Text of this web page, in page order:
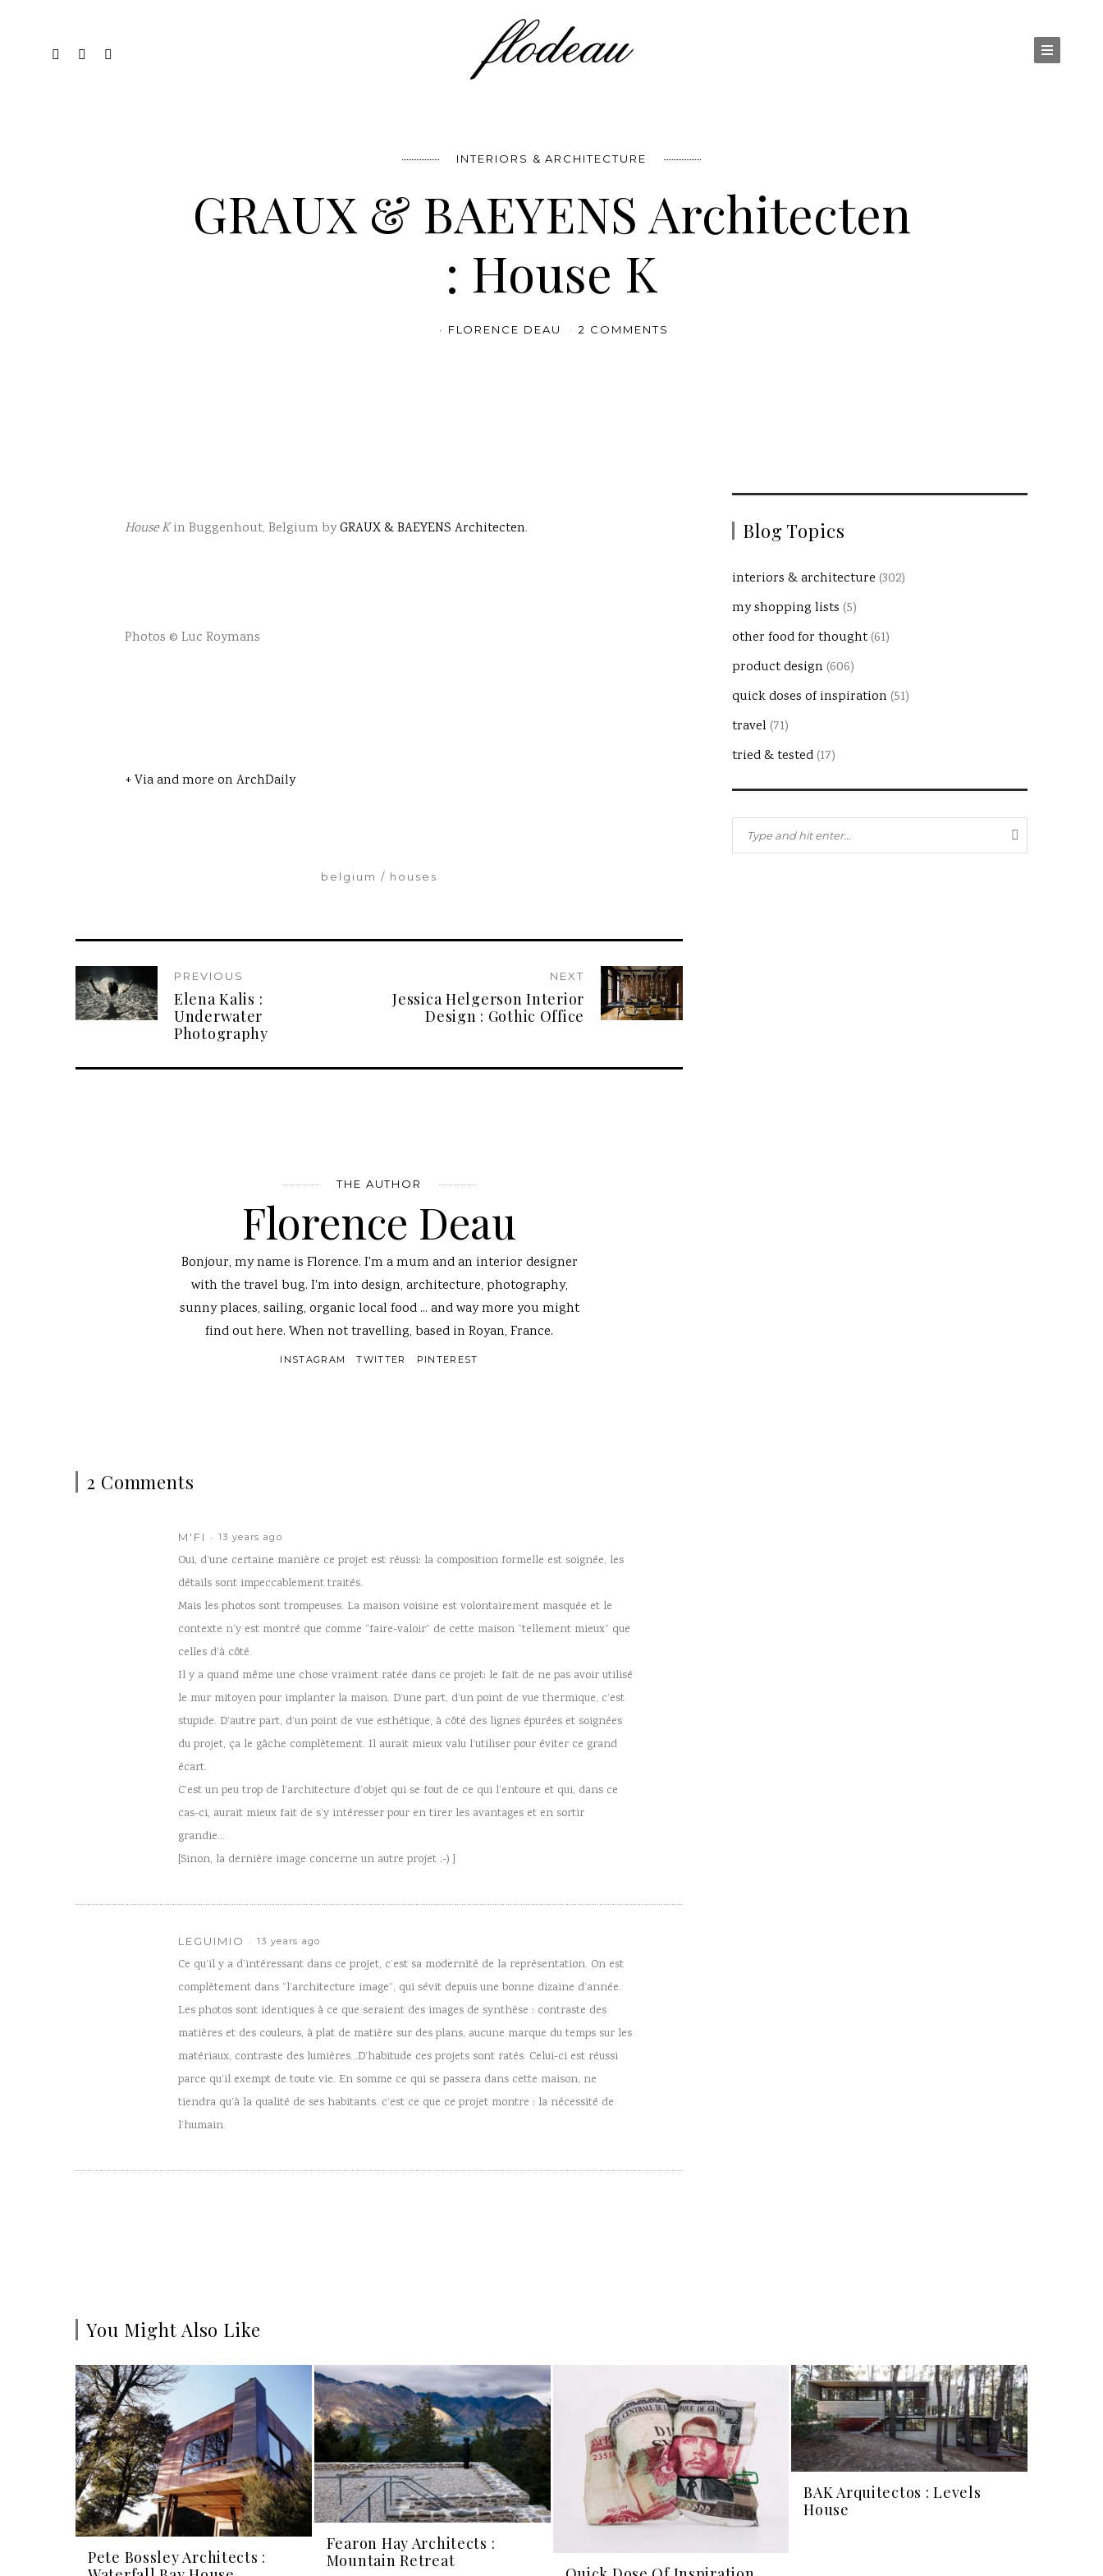
INTERIORS & ARCHITECTURE
GRAUX & BAEYENS Architecten
: House K
FLORENCE DEAU 2 COMMENTS
House Kin Buggenhout, Belgium byGRAUX & BAEYENS Architecten.
Photos © Luc Roymans
+ Via and more on ArchDaily
belgium houses
PREVIOUS
Elena Kalis :
Underwater
Photography
NEXT
Jessica Helgerson Interior
Design : Gothic Office
THE AUTHOR
Florence Deau
Bonjour, my name is Florence. I'm a mum and an interior designer
with the travel bug. I'm into design, architecture, photography,
sunny places, sailing, organic local food ... and way more you might
find out here. When not travelling, based in Royan, France.
INSTAGRAM TWITTER PINTEREST
2 Comments
M'FI 13 years ago
Oui, d’une certaine manière ce projet est réussi: la composition formelle est soignée, les
détails sont impeccablement traités.
Mais les photos sont trompeuses. La maison voisine est volontairement masquée et le
contexte n’y est montré que comme “faire-valoir” de cette maison “tellement mieux” que
celles d’à côté.
Il y a quand même une chose vraiment ratée dans ce projet: le fait de ne pas avoir utilisé
le mur mitoyen pour implanter la maison. D’une part, d’un point de vue thermique, c’est
stupide. D’autre part, d’un point de vue esthétique, à côté des lignes épurées et soignées
du projet, ça le gâche complètement. Il aurait mieux valu l’utiliser pour éviter ce grand
écart.
C’est un peu trop de l’architecture d’objet qui se fout de ce qui l’entoure et qui, dans ce
cas-ci, aurait mieux fait de s’y intéresser pour en tirer les avantages et en sortir
grandie…
[Sinon, la dernière image concerne un autre projet ;-) ]
LEGUIMIO 13 years ago
Ce qu’il y a d’intéressant dans ce projet, c’est sa modernité de la représentation. On est
complètement dans “l’architecture image”, qui sévit depuis une bonne dizaine d’année.
Les photos sont identiques à ce que seraient des images de synthèse : contraste des
matières et des couleurs, à plat de matière sur des plans, aucune marque du temps sur les
matériaux, contraste des lumières…D’habitude ces projets sont ratés. Celui-ci est réussi
parce qu’il exempt de toute vie. En somme ce qui se passera dans cette maison, ne
tiendra qu’à la qualité de ses habitants. c’est ce que ce projet montre : la nécessité de
l’humain.
Blog Topics
interiors & architecture (302)
my shopping lists (5)
other food for thought (61)
product design (606)
quick doses of inspiration (51)
travel (71)
tried & tested (17)
You Might Also Like
Pete Bossley Architects :
Fearon Hay Architects :
Mountain Retreat
BAK Arquitectos : Levels
House